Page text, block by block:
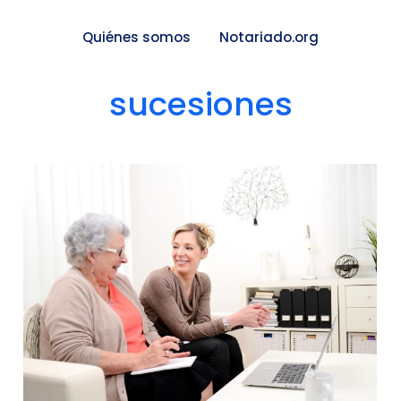
Quiénes somos Notariado.org
sucesiones